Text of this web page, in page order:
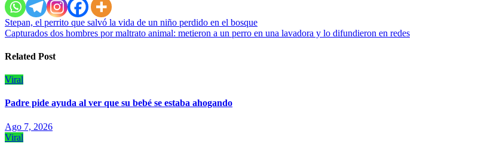
Navegación
de
entradas
Stepan, el perrito que salvó la vida de un niño perdido en el bosque
Capturados dos hombres por maltrato animal: metieron a un perro en una lavadora y lo difundieron en redes
Related Post
Viral
Padre pide ayuda al ver que su bebé se estaba ahogando
Ago 7, 2026
Viral